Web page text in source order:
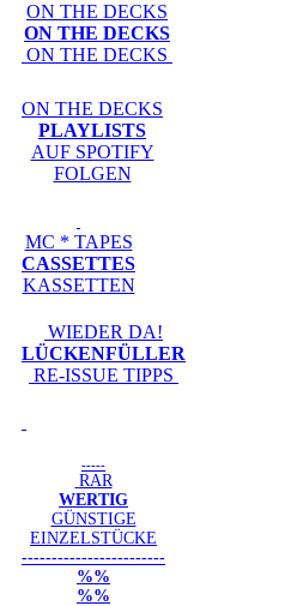
ON THE DECKS
ON THE DECKS
ON THE DECKS
ON THE DECKS
PLAYLISTS
AUF SPOTIFY
FOLGEN
MC * TAPES
CASSETTES
KASSETTEN
WIEDER DA!
LÜCKENFÜLLER
RE-ISSUE TIPPS
-----
RAR
WERTIG
GÜNSTIGE
EINZELSTÜCKE
------------------------
%%
%%